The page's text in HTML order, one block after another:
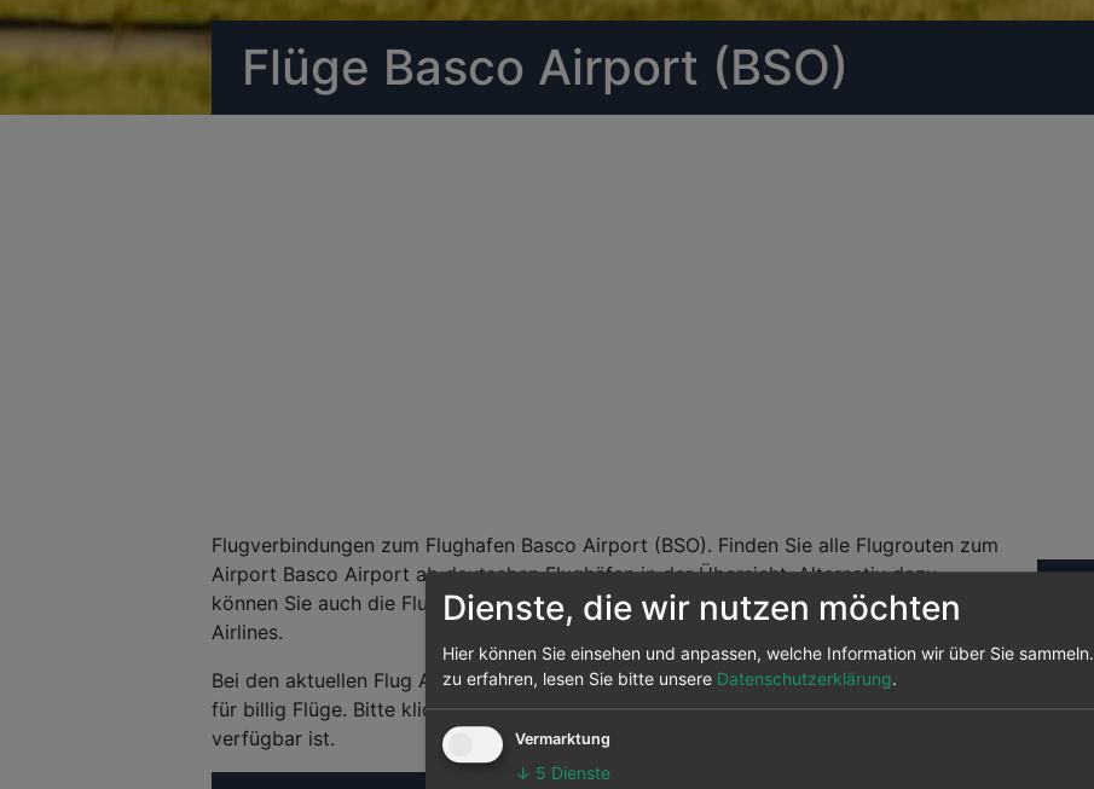
Flüge Basco Airport (BSO)
Flugverbindungen zum Flughafen Basco Airport (BSO). Finden Sie alle Flugrouten zum
Airport Basco Airport ab deutschen Flughäfen in der Übersicht. Alternativ dazu
können Sie auch die Flugsuche nutzen. Wir vergleichen die Flugpreise von über 700
Airlines.
Bei den aktuellen Flug Angeboten handelt es sich um Daten aus unserem Preisarchiv
für billig Flüge. Bitte klicken Sie nochmals auf prüfen um sehen, ob der Flug noch
verfügbar ist.
Dienste, die wir nutzen möchten
Hier können Sie einsehen und anpassen, welche Information wir über Sie sammeln.
zu erfahren, lesen Sie bitte unsere Datenschutzerklärung.
Vermarktung
↓ 5 Dienste